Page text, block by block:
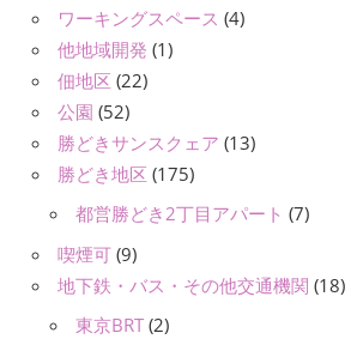
ワーキングスペース (4)
他地域開発 (1)
佃地区 (22)
公園 (52)
勝どきサンスクェア (13)
勝どき地区 (175)
都営勝どき2丁目アパート (7)
喫煙可 (9)
地下鉄・バス・その他交通機関 (18)
東京BRT (2)